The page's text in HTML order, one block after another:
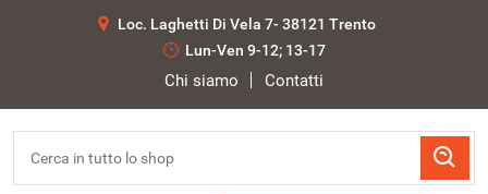
Loc. Laghetti Di Vela 7- 38121 Trento
Lun-Ven 9-12; 13-17
Chi siamo Contatti